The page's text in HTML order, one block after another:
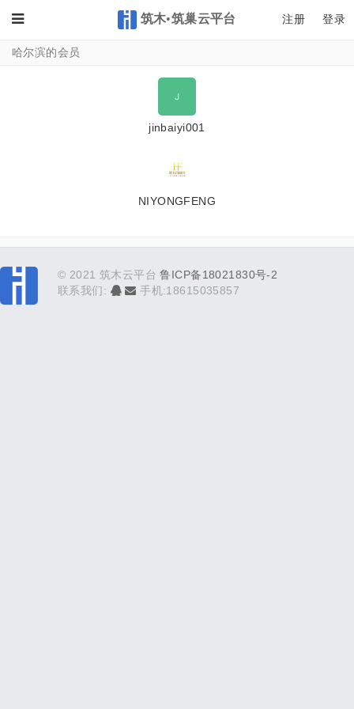
Toggle 筑木•筑巢云平台 注册 登录
哈尔滨的会员
jinbaiyi001
NIYONGFENG
© 2021 筑木云平台鲁ICP备18021830号-2
联系我们:
手机:18615035857